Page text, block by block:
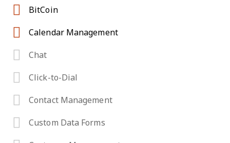
BitCoin
Calendar Management
Chat
Click-to-Dial
Contact Management
Custom Data Forms